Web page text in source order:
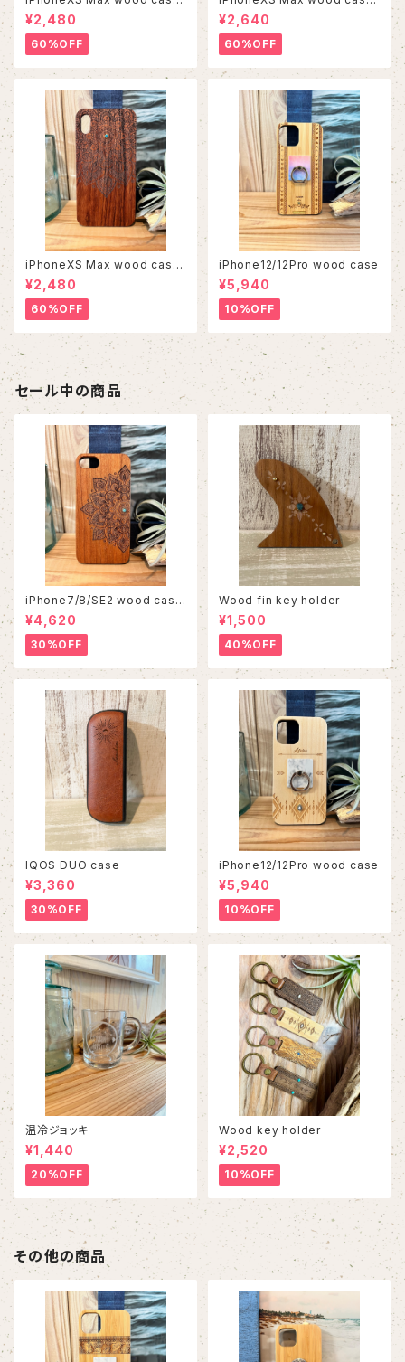
4
¥2,480
60%OFF
9
¥2,640
60%OFF
iPhoneXS Max wood case
6
¥2,480
60%OFF
iPhone12/12Pro wood case
¥5,940
10%OFF
セール中の商品
iPhone7/8/SE2 wood case
86
¥4,620
30%OFF
Wood fin key holder
¥1,500
40%OFF
IQOS DUO case
¥3,360
30%OFF
iPhone12/12Pro wood case
¥5,940
10%OFF
温冷ジョッキ
¥1,440
20%OFF
Wood key holder
¥2,520
10%OFF
その他の商品